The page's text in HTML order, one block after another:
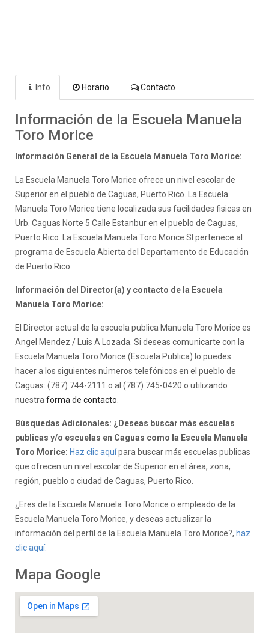
Info Horario Contacto
Información de la Escuela Manuela
Toro Morice
Información General de la Escuela Manuela Toro Morice:
La Escuela Manuela Toro Morice ofrece un nivel escolar de
Superior en el pueblo de Caguas, Puerto Rico. La Escuela
Manuela Toro Morice tiene localizada sus facilidades fisicas en
Urb. Caguas Norte 5 Calle Estanbur en el pueblo de Caguas,
Puerto Rico. La Escuela Manuela Toro Morice SI pertenece al
programa de Escuela Abierta del Departamento de Educación
de Puerto Rico.
Información del Director(a) y contacto de la Escuela
Manuela Toro Morice:
El Director actual de la escuela publica Manuela Toro Morice es
Angel Mendez / Luis A Lozada. Si deseas comunicarte con la
Escuela Manuela Toro Morice (Escuela Publica) lo puedes
hacer a los siguientes números telefónicos en el pueblo de
Caguas: (787) 744-2111 o al (787) 745-0420 o utilizando
nuestra forma de contacto
Búsquedas Adicionales: ¿Deseas buscar más escuelas
publicas y/o escuelas en Caguas como la Escuela Manuela
Toro Morice: Haz clic aquípara buscar más escuelas publicas
que ofrecen un nivel escolar de Superior en el área, zona,
región, pueblo o ciudad de Caguas, Puerto Rico.
¿Eres de la Escuela Manuela Toro Morice o empleado de la
Escuela Manuela Toro Morice, y deseas actualizar la
información del perfil de la Escuela Manuela Toro Morice?, haz
clic aquí.
Mapa Google